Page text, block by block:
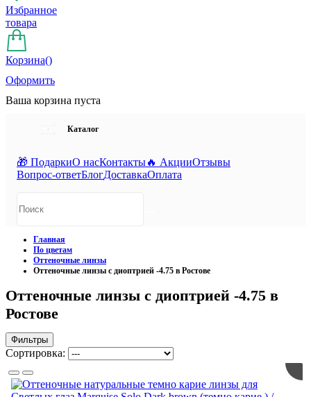
Избранное
товара
Корзина()
Оформить
Ваша корзина пуста
Каталог
🎁 ПодаркиО насКонтакты🔥 АкцииОтзывы
Вопрос-ответБлогДоставкаОплата
Главная
По цветам
Оттеночные линзы
Оттеночные линзы с диоптрией -4.75 в Ростове
Оттеночные линзы с диоптрией -4.75 в
Ростове
Фильтры
Сортировка: